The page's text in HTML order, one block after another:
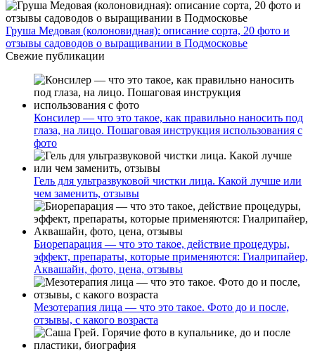
Груша Медовая (колоновидная): описание сорта, 20 фото и
отзывы садоводов о выращивании в Подмосковье
Свежие публикации
Консилер — что это такое, как правильно наносить под
глаза, на лицо. Пошаговая инструкция использования с
фото
Гель для ультразвуковой чистки лица. Какой лучше или
чем заменить, отзывы
Биорепарация — что это такое, действие процедуры,
эффект, препараты, которые применяются: Гиалрипайер,
Аквашайн, фото, цена, отзывы
Мезотерапия лица — что это такое. Фото до и после,
отзывы, с какого возраста